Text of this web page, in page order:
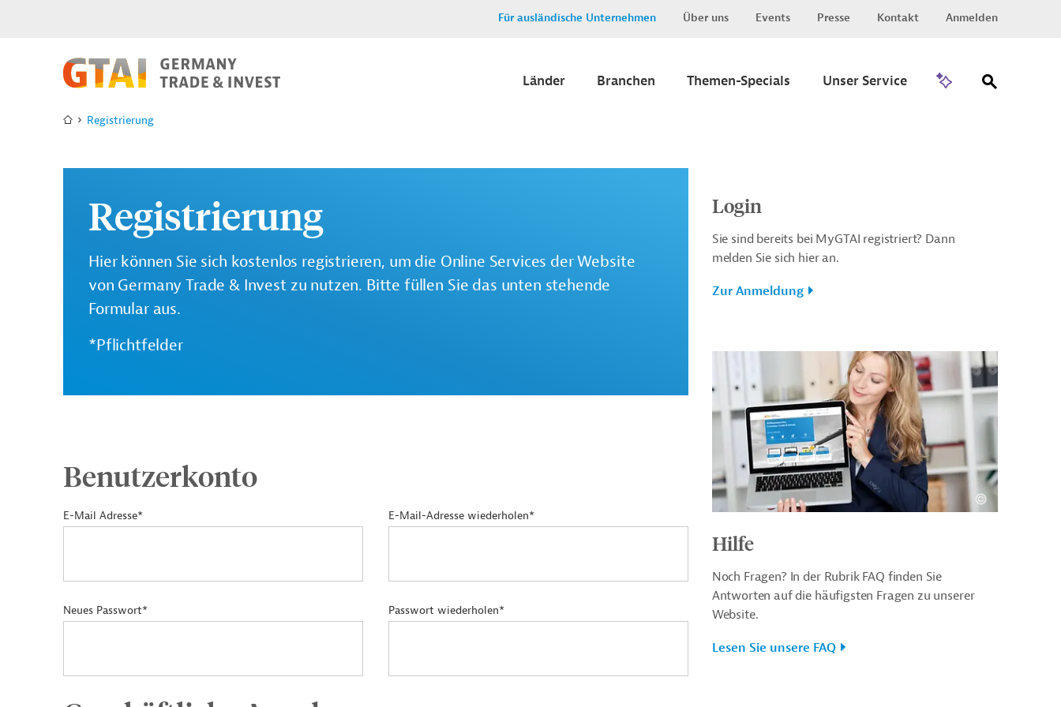
Für ausländische Unternehmen Über uns Events Presse Kontakt Anmelden
Länder Branchen Themen-Specials Unser Service
Registrierung
Registrierung
Hier können Sie sich kostenlos registrieren, um die Online Services der Website
von Germany Trade & Invest zu nutzen. Bitte füllen Sie das unten stehende
Formular aus.
*Pflichtfelder
Benutzerkonto
E-Mail Adresse* E-Mail-Adresse wiederholen*
Neues Passwort* Passwort wiederholen*
Login
Sie sind bereits bei MyGTAI registriert? Dann
melden Sie sich hier an.
Zur Anmeldung
Hilfe
Noch Fragen? In der Rubrik FAQ finden Sie
Antworten auf die häufigsten Fragen zu unserer
Website.
Lesen Sie unsere FAQ